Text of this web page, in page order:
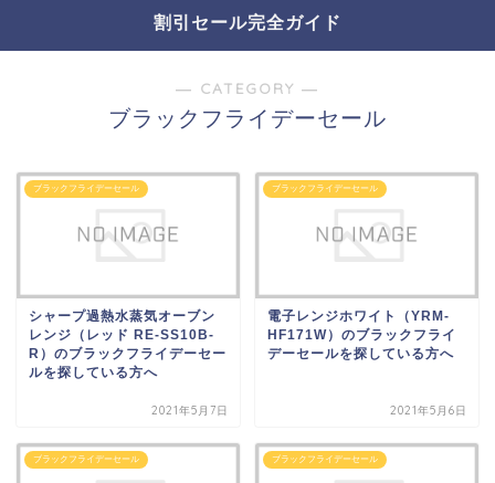
割引セール完全ガイド
― CATEGORY ―
ブラックフライデーセール
ブラックフライデーセール
シャープ過熱水蒸気オーブン
レンジ（レッド RE-SS10B-
R）のブラックフライデーセー
ルを探している方へ
2021年5月7日
ブラックフライデーセール
電子レンジホワイト（YRM-
HF171W）のブラックフライ
デーセールを探している方へ
2021年5月6日
ブラックフライデーセール ブラックフライデーセール